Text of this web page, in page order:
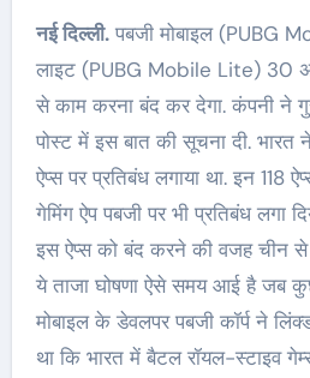
नई दिल्ली.पबजी मोबाइल (PUBG
लाइट (PUBG Mobile Lite) 30
से काम करना बंद कर देगा. कंपनी ने
पोस्ट में इस बात की सूचना दी. भारत
ऐप्स पर प्रतिबंध लगाया था. इन 118
गेमिंग ऐप पबजी पर भी प्रतिबंध लगा
इस ऐप्स को बंद करने की वजह चीन से
ये ताजा घोषणा ऐसे समय आई है जब
मोबाइल के डेवलपर पबजी कॉर्प ने
था कि भारत में बैटल रॉयल-स्टाइव